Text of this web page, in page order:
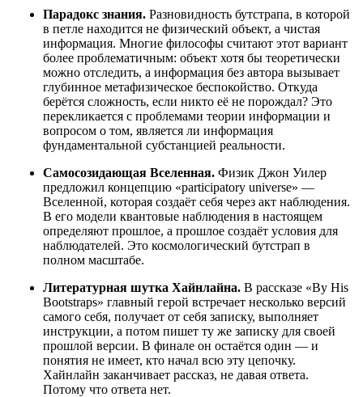
Парадокс знания. Разновидность бутстрапа, в которой
в петле находится не физический объект, а чистая
информация. Многие философы считают этот вариант
более проблематичным: объект хотя бы теоретически
можно отследить, а информация без автора вызывает
глубинное метафизическое беспокойство. Откуда
берётся сложность, если никто её не порождал? Это
перекликается с проблемами теории информации и
вопросом о том, является ли информация
фундаментальной субстанцией реальности.
Самосозидающая Вселенная. Физик Джон Уилер
предложил концепцию «participatory universe» —
Вселенной, которая создаёт себя через акт наблюдения.
В его модели квантовые наблюдения в настоящем
определяют прошлое, а прошлое создаёт условия для
наблюдателей. Это космологический бутстрап в
полном масштабе.
Литературная шутка Хайнлайна. В рассказе «By His
Bootstraps» главный герой встречает несколько версий
самого себя, получает от себя записку, выполняет
инструкции, а потом пишет ту же записку для своей
прошлой версии. В финале он остаётся один — и
понятия не имеет, кто начал всю эту цепочку.
Хайнлайн заканчивает рассказ, не давая ответа.
Потому что ответа нет.